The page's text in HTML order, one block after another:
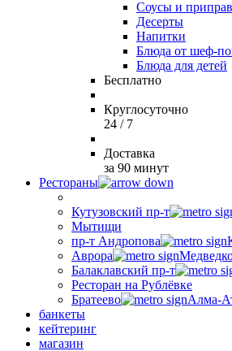
Соусы и
Десерты
Напитки
Блюда от шеф-
Блюда для детей
Бесплатно
Круглосуточно
24 / 7
Доставка
за 90 минут
Рестораны
Кутузовский пр-т
Мытищи
пр-т Андропова
Аврора
Балаклавский пр-т
Ресторан на Рублёвке
Братеево
Алма-
банкеты
кейтеринг
магазин